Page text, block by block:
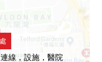
線，設施，醫院